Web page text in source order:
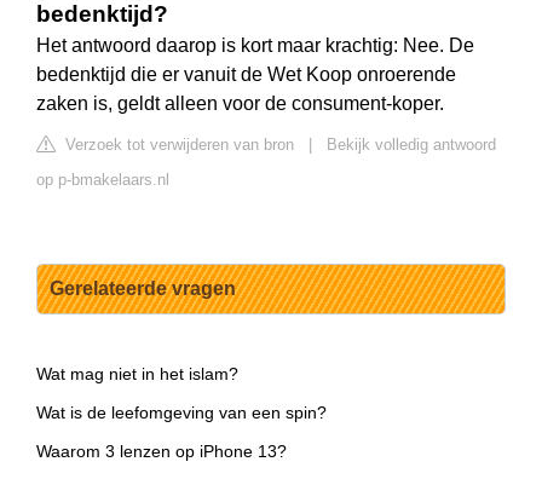
bedenktijd?
Het antwoord daarop is kort maar krachtig: Nee. De
bedenktijd die er vanuit de Wet Koop onroerende
zaken is, geldt alleen voor de consument-koper.
Verzoek tot verwijderen van bron
Bekijk volledig antwoord
op p-bmakelaars.nl
Gerelateerde vragen
Wat mag niet in het islam?
Wat is de leefomgeving van een spin?
Waarom 3 lenzen op iPhone 13?